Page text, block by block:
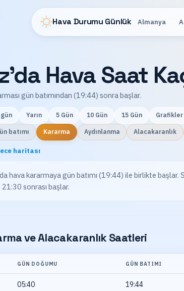
Hava Durumu Günlük Almanya
Hava Saat
gün batımından (19:44) sonra başlar.
Yarın 5 Gün 10 Gün 15 Gün Grafikler
batımı Kararma Aydınlanma Alacakaranlık
haritası
hava kararmaya gün batımı (19:44) ile birlikte
sonrası başlar.
ve Alacakaranlık Saatleri
GÜN DOĞUMU GÜN BATIMI
05:40 19:44